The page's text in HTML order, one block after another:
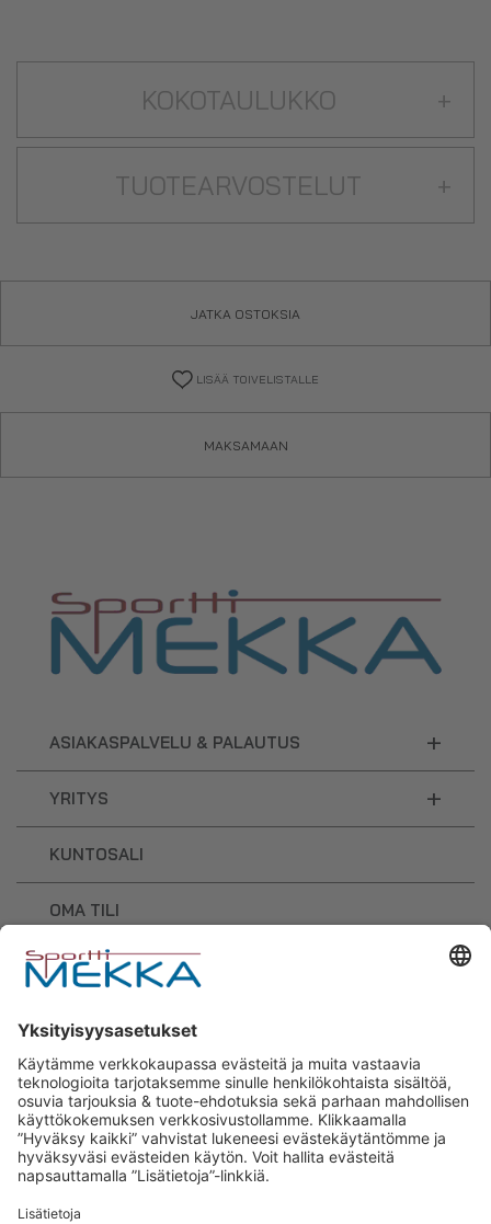
KOKOTAULUKKO +
TUOTEARVOSTELUT +
JATKA OSTOKSIA
LISÄÄ TOIVELISTALLE
MAKSAMAAN
ASIAKASPALVELU & PALAUTUS +
YRITYS +
KUNTOSALI
OMA TILI
OSTOSKORI
Sporttimekka – lisäravinteiden ja
urheilutarvikkeiden osaaja